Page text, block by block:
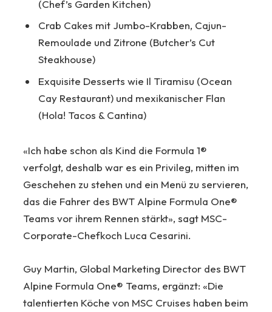
(Chef’s Garden Kitchen)
Crab Cakes mit Jumbo-Krabben, Cajun-
Remoulade und Zitrone (Butcher’s Cut
Steakhouse)
Exquisite Desserts wie Il Tiramisu (Ocean
Cay Restaurant) und mexikanischer Flan
(Hola! Tacos & Cantina)
«Ich habe schon als Kind die Formula 1®
verfolgt, deshalb war es ein Privileg, mitten im
Geschehen zu stehen und ein Menü zu servieren,
das die Fahrer des BWT Alpine Formula One®
Teams vor ihrem Rennen stärkt», sagt MSC-
Corporate-Chefkoch Luca Cesarini.
Guy Martin, Global Marketing Director des BWT
Alpine Formula One® Teams, ergänzt: «Die
talentierten Köche von MSC Cruises haben beim